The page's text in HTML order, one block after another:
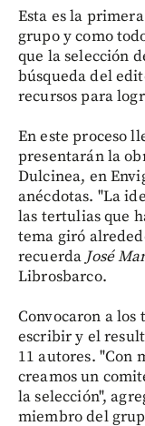
Esta es la
grupo y como
que la selección
búsqueda del
recursos para
En este proceso
presentarán la
Dulcinea, en
anécdotas. "La
las tertulias que
tema giró
recuerda José
Librosbarco.
Convocaron a
escribir y el
11 autores. "Con
creamos un
la selección",
miembro del